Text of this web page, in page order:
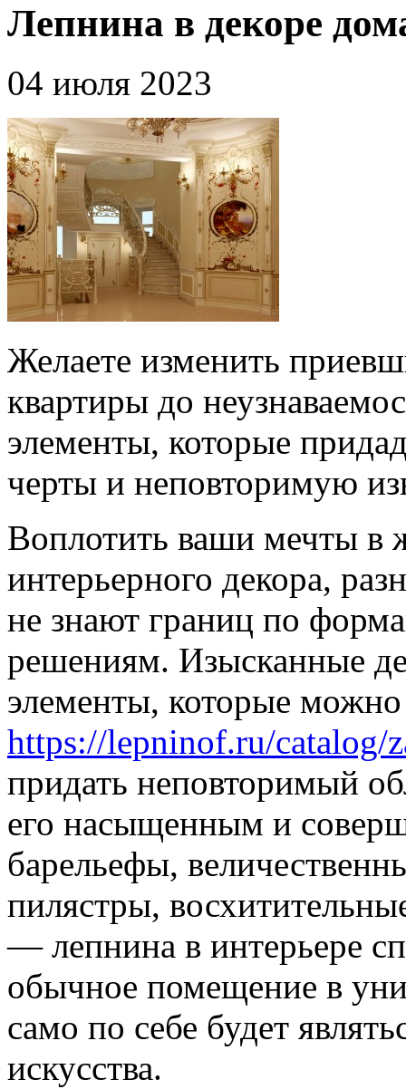
Лепнина в декоре
04 июля 2023
Желаете изменить
квартиры до
элементы, которые
черты и неповторимую
Воплотить ваши мечты в
интерьерного декора,
не знают границ по
решениям. Изысканные
элементы, которые можно
https://lepninof.ru/catalog/
придать неповторимый
его насыщенным и
барельефы,
пилястры,
— лепнина в интерьере
обычное помещение в
само по себе будет
искусства.